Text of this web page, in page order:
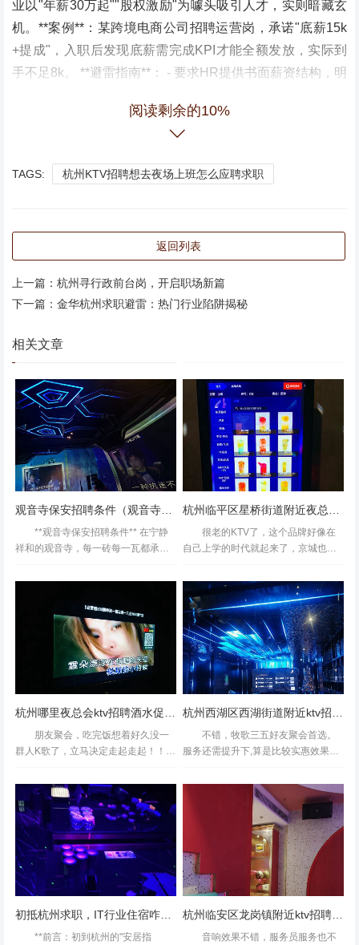
业以"年薪30万起""股权激励"为噱头吸引人才，实则暗藏玄
机。**案例**：某跨境电商公司招聘运营岗，承诺"底薪15k
+提成"，入职后发现底薪需完成KPI才能全额发放，实际到
手不足8k。 **避雷指南**： - 要求HR提供书面薪资结构，明
业薪资真实性； - 警惕"画饼式"承诺，优先选择有明确晋升
路径的公司。 ### **二、小心"试用期陷阱"：无限期压榨**
杭州部分初创企业以"考察期"为由延长试用期，甚至出现"试
用期不缴社保""转正前裁员"等违规操作。**案例**：某AI公
缴纳公积金，最终以"能力不匹配"为由辞退员工。 **避雷指
南**： - 劳动合同中明确试用期时长（最长不超过6个月）；
- 入职前确认社保缴纳时间（入职即缴是合规操作）； - 保
留工作证据（如邮件、考勤记录），遭遇侵权可向劳动监察
* 杭州部分企业存在"广撒网"式招聘，面试流程冗长且结果
模糊。**案例**：某求职者连续参加3轮面试，最终被告
知"岗位暂停招聘"，浪费两周时间。 **避雷指南**： - 面试
前询问流程（如是否需要笔试、几轮面试）； - 优先选择有
明确反馈时间节点的公司； - 警惕"车轮战"式面试，超过3轮
需谨慎考虑。 ### **四、避开"行业黑名单"：这些领域慎入*
* 杭州部分行业存在"潜规则"，如直播带货行业的"刷单文
阅读剩余的10%
TAGS: 杭州KTV招聘想去夜场上班怎么应聘求职
返回列表
上一篇： 杭州寻行政前台岗，开启职场新篇
下一篇： 金华杭州求职避雷：热门行业陷阱揭秘
相关文章
观音寺保安招聘条件（观音寺安保人员招聘标准）
**观音寺保安招聘条件** 在宁静
祥和的观音寺，每一砖每一瓦都承载
保这座古刹的安全与秩序，观音寺现
质过硬的保安人员。如...
杭州临平区星桥街道附近夜总会招聘现场DJ,(不压工资待遇好的)
很老的KTV了，这个品牌好像在
自己上学的时代就起来了，京城也有
所以元旦这天临时订房间竟然也订到
了，下午时段很划算，还送了水和零
食，小姐姐们K一下午。音...
朋友聚会，吃完饭想着好久没一
群人K歌了，立马决定走起走起！！！
家。买了个298套餐，任选四小时，
送了个果盘，红酒一只，七喜一瓶，
瓜子，鸭翅，爆米花。（K...
不错，牧歌三五好友聚会首选。
服务还需提升下,算是比较实惠效果也
好的地方生意也没得说就是可惜了这
么好的位置开了这么久没有翻新一下
音响效果实在是感人了迷幻的...
初抵杭州求职，IT行业住宿咋安排？
**前言：初到杭州的"安居指
杭州临安区龙岗镇附近ktv招聘酒水促销员,招聘微信多少
音响效果不错，服务员服务也不